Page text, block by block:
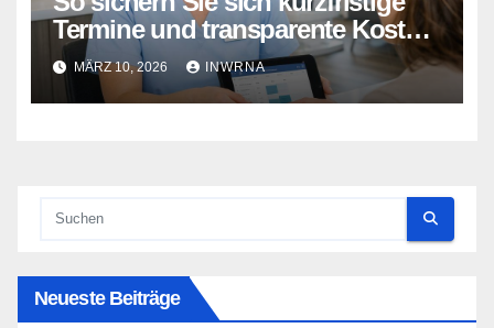
Termine und transparente Kosten
bei Ihrer Zahnarztwahl
MÄRZ 10, 2026 INWRNA
Neueste Beiträge